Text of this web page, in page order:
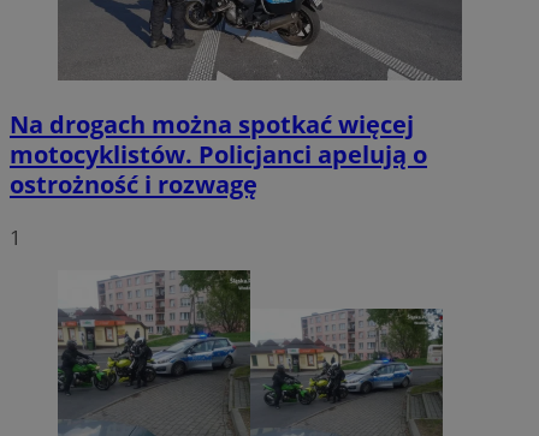
Na drogach można spotkać więcej
motocyklistów. Policjanci apelują o
ostrożność i rozwagę
1